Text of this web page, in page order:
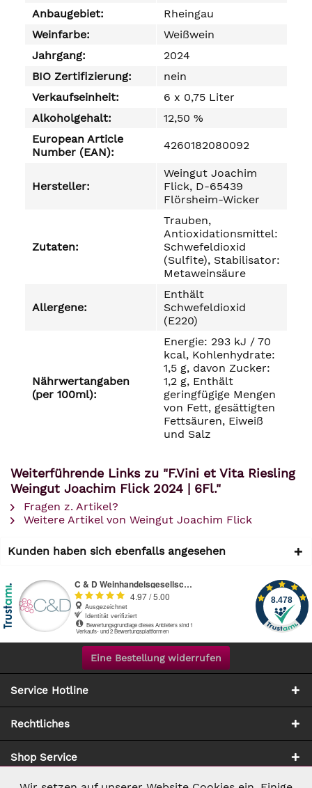
Anbaugebiet:
Rheingau
Weinfarbe:
Weißwein
Jahrgang:
2024
BIO Zertifizierung:
nein
Verkaufseinheit:
6 x 0,75 Liter
Alkoholgehalt:
12,50 %
European Article
Number (EAN):
4260182080092
Hersteller:
Weingut Joachim
Flick, D-65439
Flörsheim-Wicker
Zutaten:
Trauben,
Antioxidationsmittel:
Schwefeldioxid
(Sulfite), Stabilisator:
Metaweinsäure
Allergene:
Enthält
Schwefeldioxid
(E220)
Nährwertangaben
(per 100ml):
Energie: 293 kJ / 70
kcal, Kohlenhydrate:
1,5 g, davon Zucker:
1,2 g, Enthält
geringfügige Mengen
von Fett, gesättigten
Fettsäuren, Eiweiß
und Salz
Weiterführende Links zu "F.Vini et Vita Riesling
Weingut Joachim Flick 2024 | 6Fl."
Fragen z. Artikel?
Weitere Artikel von Weingut Joachim Flick
Kunden haben sich ebenfalls angesehen
Eine Bestellung widerrufen
Service Hotline
Rechtliches
Shop Service